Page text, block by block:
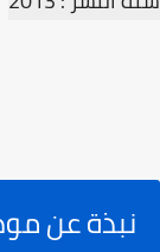
نبذة عن